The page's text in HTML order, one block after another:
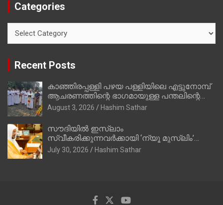
Categories
Recent Posts
കാഞ്ഞിരപ്പള്ളി പഴയ പള്ളിയിലെ എട്ടുനോമ്പ്
ആചരണത്തിന്റെ ഭാഗമായുള്ള പന്തലിന്റെ
കാൽനാട്ട് കർമ്മം ആർച്ച് പ്രീസ്റ്റ് വെരി.
റവ.ഫാ. കുര്യൻ താമരശ്ശേരി നിർവഹിക്കുന്നു.
August 3, 2026 Hashim Sathar
സൗദിയില്‍ ഇസ്‌ലാം
സ്വീകരിക്കുന്നവര്‍ക്കായി ‘ന്യൂ മുസ്ലിം’
ഡിജിറ്റല്‍ കാര്‍ഡ് സേവനം ആരംഭിച്ചു
July 30, 2026 Hashim Sathar